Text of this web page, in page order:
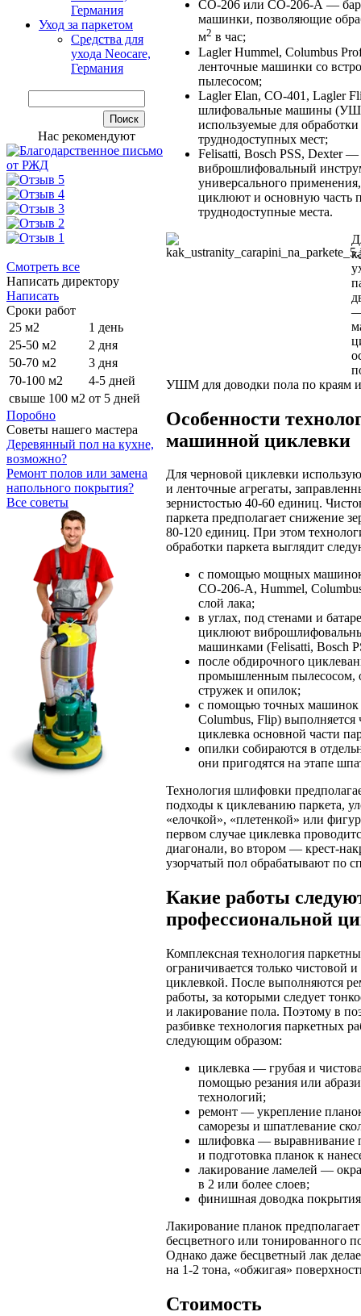
Германия
Уход за паркетом
Средства для
ухода Neocare,
Германия
Нас рекомендуют
Смотреть все
Написать директору
Написать
Сроки работ
25 м2
1 день
25-50 м2
2 дня
50-70 м2
3 дня
70-100 м2
4-5 дней
свыше 100 м2 от 5 дней
Поробно
Советы нашего мастера
Деревянный пол на кухне,
возможно?
Ремонт полов или замена
напольного покрытия?
Все советы
СО-206 или СО-206-А —
машинки, позволяющие
м2 в час;
Lagler Hummel, Columbus
ленточные машинки со
пылесосом;
Lagler Elan, СО-401, Lagler
шлифовальные машины
используемые для обработки
труднодоступных мест;
Felisatti, Bosch PSS, Dexter —
виброшлифовальный
универсального
циклюют и основную часть
труднодоступные места.
УШМ для доводки пола по краям и
Особенности
машинной циклевки
Для черновой циклевки
и ленточные агрегаты,
зернистостью 40-60 единиц.
паркета предполагает снижение
80-120 единиц. При этом
обработки паркета выглядит
с помощью мощных
СО-206-А, Hummel,
слой лака;
в углах, под стенами и
циклюют
машинками (Felisatti, Bosch
после обдирочного
промышленным пылесосом,
стружек и опилок;
с помощью точных машинок
Columbus, Flip) выполняется
циклевка основной части
опилки собираются в
они пригодятся на этапе
Технология шлифовки
подходы к циклеванию паркета,
«елочкой», «плетенкой» или
первом случае циклевка
диагонали, во втором — крест-
узорчатый пол обрабатывают по
Какие работы
профессиональной
Комплексная технология
ограничивается только чистовой
циклевкой. После выполняются
работы, за которыми следует
и лакирование пола. Поэтому в
разбивке технология паркетных
следующим образом:
циклевка — грубая и
помощью резания или
технологий;
ремонт — укрепление
саморезы и шпатлевание
шлифовка — выравнивание
и подготовка планок к
лакирование ламелей —
в 2 или более слоев;
финишная доводка
Лакирование планок
бесцветного или тонированного
Однако даже бесцветный лак
на 1-2 тона, «обжигая»
Стоимость